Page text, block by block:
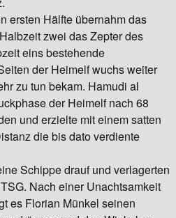
ersten Hälfte übernahm das
zwei das Zepter des
eins bestehende
der Heimelf wuchs weiter
zu tun bekam. Hamudi al
der Heimelf nach 68
und erzielte mit einem satten
die bis dato verdiente
Schippe drauf und verlagerten
Nach einer Unachtsamkeit
es Florian Münkel seinen